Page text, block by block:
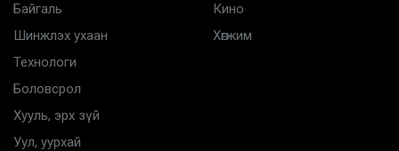
Байгаль
Шинжлэх ухаан
Технологи
Боловсрол
Хууль, эрх зүй
Уул, уурхай
Кино
Хөгжим